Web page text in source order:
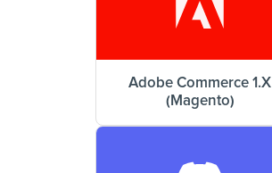
Adobe Commerce 1.X
(Magento)